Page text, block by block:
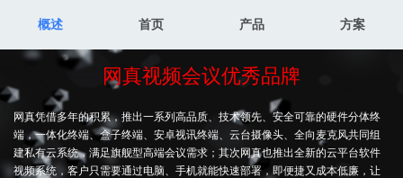
概述 首页 产品 方案
网真视频会议优秀品牌
网真凭借多年的积累，推出一系列高品质、技术领先、安全可靠的硬件分体终
端，一体化终端、盒子终端、安卓视讯终端、云台摄像头、全向麦克风共同组
建私有云系统，满足旗舰型高端会议需求；其次网真也推出全新的云平台软件
视频系统，客户只需要通过电脑、手机就能快速部署，即便捷又成本低廉，让